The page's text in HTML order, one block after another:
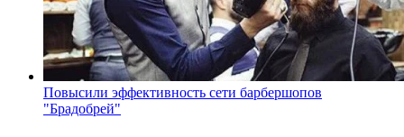
Повысили эффективность сети барбершопов
"Брадобрей"